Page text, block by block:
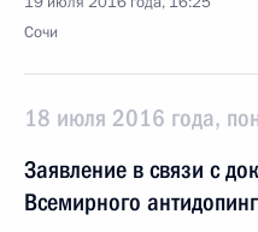
Сочи
18 июля 2016 года,
Заявление в связи с
Всемирного